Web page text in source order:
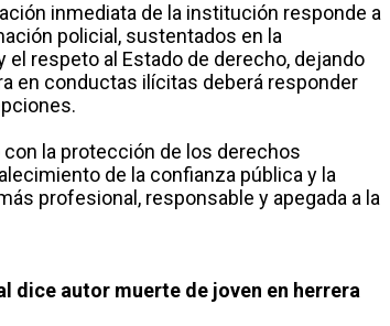
inmediata de la institución responde a
policial, sustentados en la
respeto al Estado de derecho, dejando
en conductas ilícitas deberá responder
la protección de los derechos
de la confianza pública y la
profesional, responsable y apegada a la
dice autor muerte de joven en herrera